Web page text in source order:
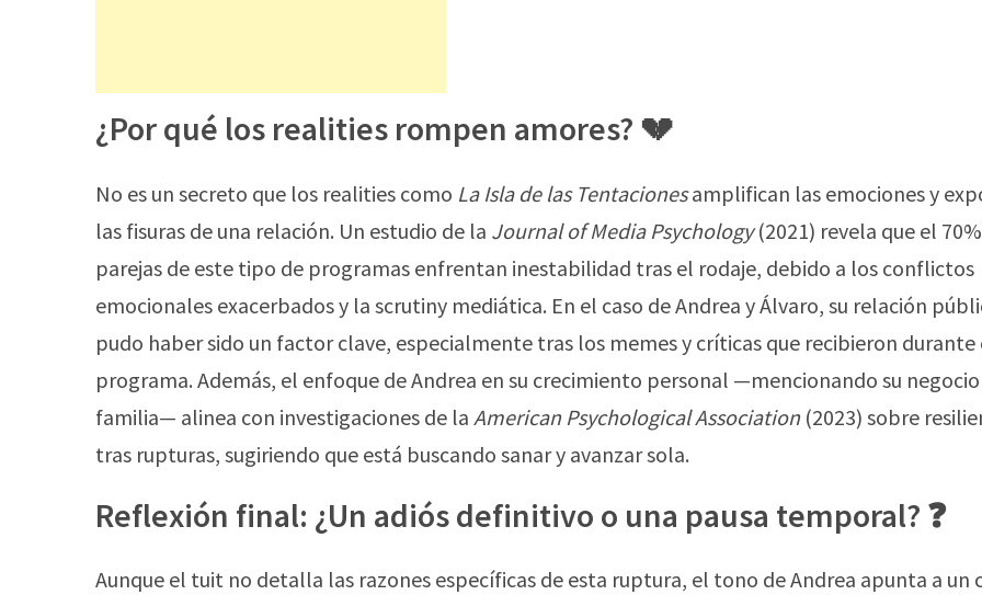
¿Por qué los realities rompen amores? 💔
No es un secreto que los realities como La Isla de las Tentacionesamplifican las emociones y
las fisuras de una relación. Un estudio de la Journal of Media Psychology(2021) revela que el
parejas de este tipo de programas enfrentan inestabilidad tras el rodaje, debido a los conflictos
emocionales exacerbados y la scrutiny mediática. En el caso de Andrea y Álvaro, su relación
pudo haber sido un factor clave, especialmente tras los memes y críticas que recibieron durante
programa. Además, el enfoque de Andrea en su crecimiento personal —mencionando su
familia— alinea con investigaciones de la American Psychological Association(2023) sobre
tras rupturas, sugiriendo que está buscando sanar y avanzar sola.
Reflexión final: ¿Un adiós definitivo o una pausa temporal? ❓
Aunque el tuit no detalla las razones específicas de esta ruptura, el tono de Andrea apunta a un